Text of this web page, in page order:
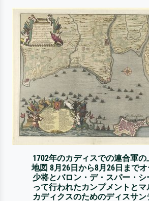
1702年のカディスでの連合軍
地図 8月26日から8月26日まで
少将とバロン・デ・スパー・シ
って行われたカンプメントとマ
カディクスのためのディスサ